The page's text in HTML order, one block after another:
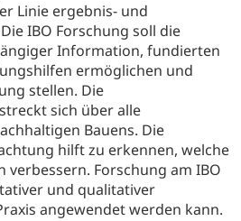
Linie ergebnis- und
IBO Forschung soll die
Information, fundierten
ermöglichen und
stellen. Die
sich über alle
Bauens. Die
hilft zu erkennen, welche
verbessern. Forschung am IBO
und qualitativer
angewendet werden kann.